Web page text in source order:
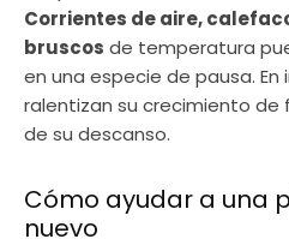
Corrientes de aire,
bruscos de temperatura
en una especie de pausa.
ralentizan su crecimiento de
de su descanso.
Cómo ayudar a una
nuevo